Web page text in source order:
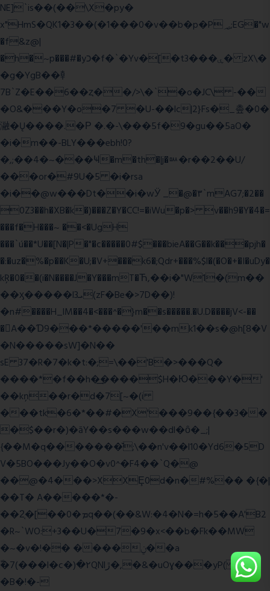
NE]`is��(��\X�py�
x"HmS�QK1�3��(�1���0�v��b�p�P؃;EG�"w
�f&z@|
�h�~p���#�yכ�f�`�Yv�[�t3���ۑ� zX\�
�g�YgB��龺
7B`Z�E��6��ȥ��/>\�`�o�JC\ -��
�O&���Y�o�7 �U-��lc|2}Fs�_촢�0�
瀜�Ų����.�Ρ �.�-\���5f�9�gu��5aO�
�i�m��-BLY���ebh!0?
�,;��4�~���Ҹ�m�th�|j�ᇞ�r��2��U/
���or�#9U�5 �i�rsa
�i��@w���Dt��i�wӰ _�@�٣`mAG7;�2��
0Z3��h�XB�k�)���Z�Y�CC!=�iWu�p�> v��h9�Y�4�=
���f�H���~ ��<�UgH
���`ú��*U��[N�|P�"�c�����0#$���bieA��G��k���pjh�
�:�uz�%�p��K�U;�V+���k6�;Qdr+���%$l�(�O�+�I�uDy�
kŖ�0��(i�N����J�Y���mT�Ћ,��i�"W1�(m��
��ӽ�����l3ܝ(zF�Be�>7D��)!
�n#����H_lM��4�<���^�}m��s�����.�U.D����jV<-��
�A��Ɗ9���*�����'��mk1��s�@h[8�V
�N�����sW]�N��
sE 37�R�7�k�t:�;=\��'B�>���Q�
����*�f��h�͢����$H�Ю���Y�'
��kņ��r�d�7[~�(i
���tk�6�*��#�X'���9��{��3��
�$��r�)�āY��s���w��dl�ȏ�_;|
{��M�q�������̆;\��n'v��l10�Yd6�5D
V�5BO���Jy��O�v0^�F4��`Q�@
��@�4���>XXȨ0d�n�#%�� �{�|
��T� A�����*�-
��2͔�[��0�ܡq��(��&W:�4�N�=h�5��A'B2
�R~`WO:+3��U�7�9�x<��b�Fk��MW
�~�v�!�� ����ݧ��a
ّ�7(���l�c�)�۲QNlڙ�,�&�uOɣ���yP( z�D|
�B�!�-